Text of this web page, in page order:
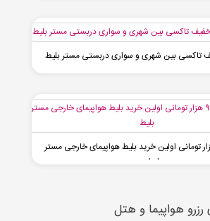
90 هزار تومانی اولین خرید بلیط هواپیمای خارجی مستر
بلیط
هواپیما و هتل